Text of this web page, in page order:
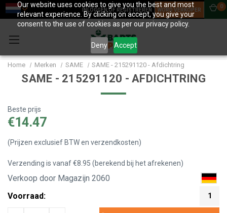
Our website uses cookies to give you the best and most
relevant experience. By clicking on accept, you give your
consent to the use of cookies as per our privacy policy.
Deny Accept
INLOGGEN OF REGISTREREN WORD VERKOPER
0
Home Merken SAME SAME - 215291120 - Afdichtring
SAME - 215291120 - AFDICHTRING
Beste prijs
€14.47
(Prijzen exclusief BTW en verzendkosten)
Verzending is vanaf €8.95 (berekend bij het afrekenen)
Verkoop door Magazijn 2060
Voorraad:
1